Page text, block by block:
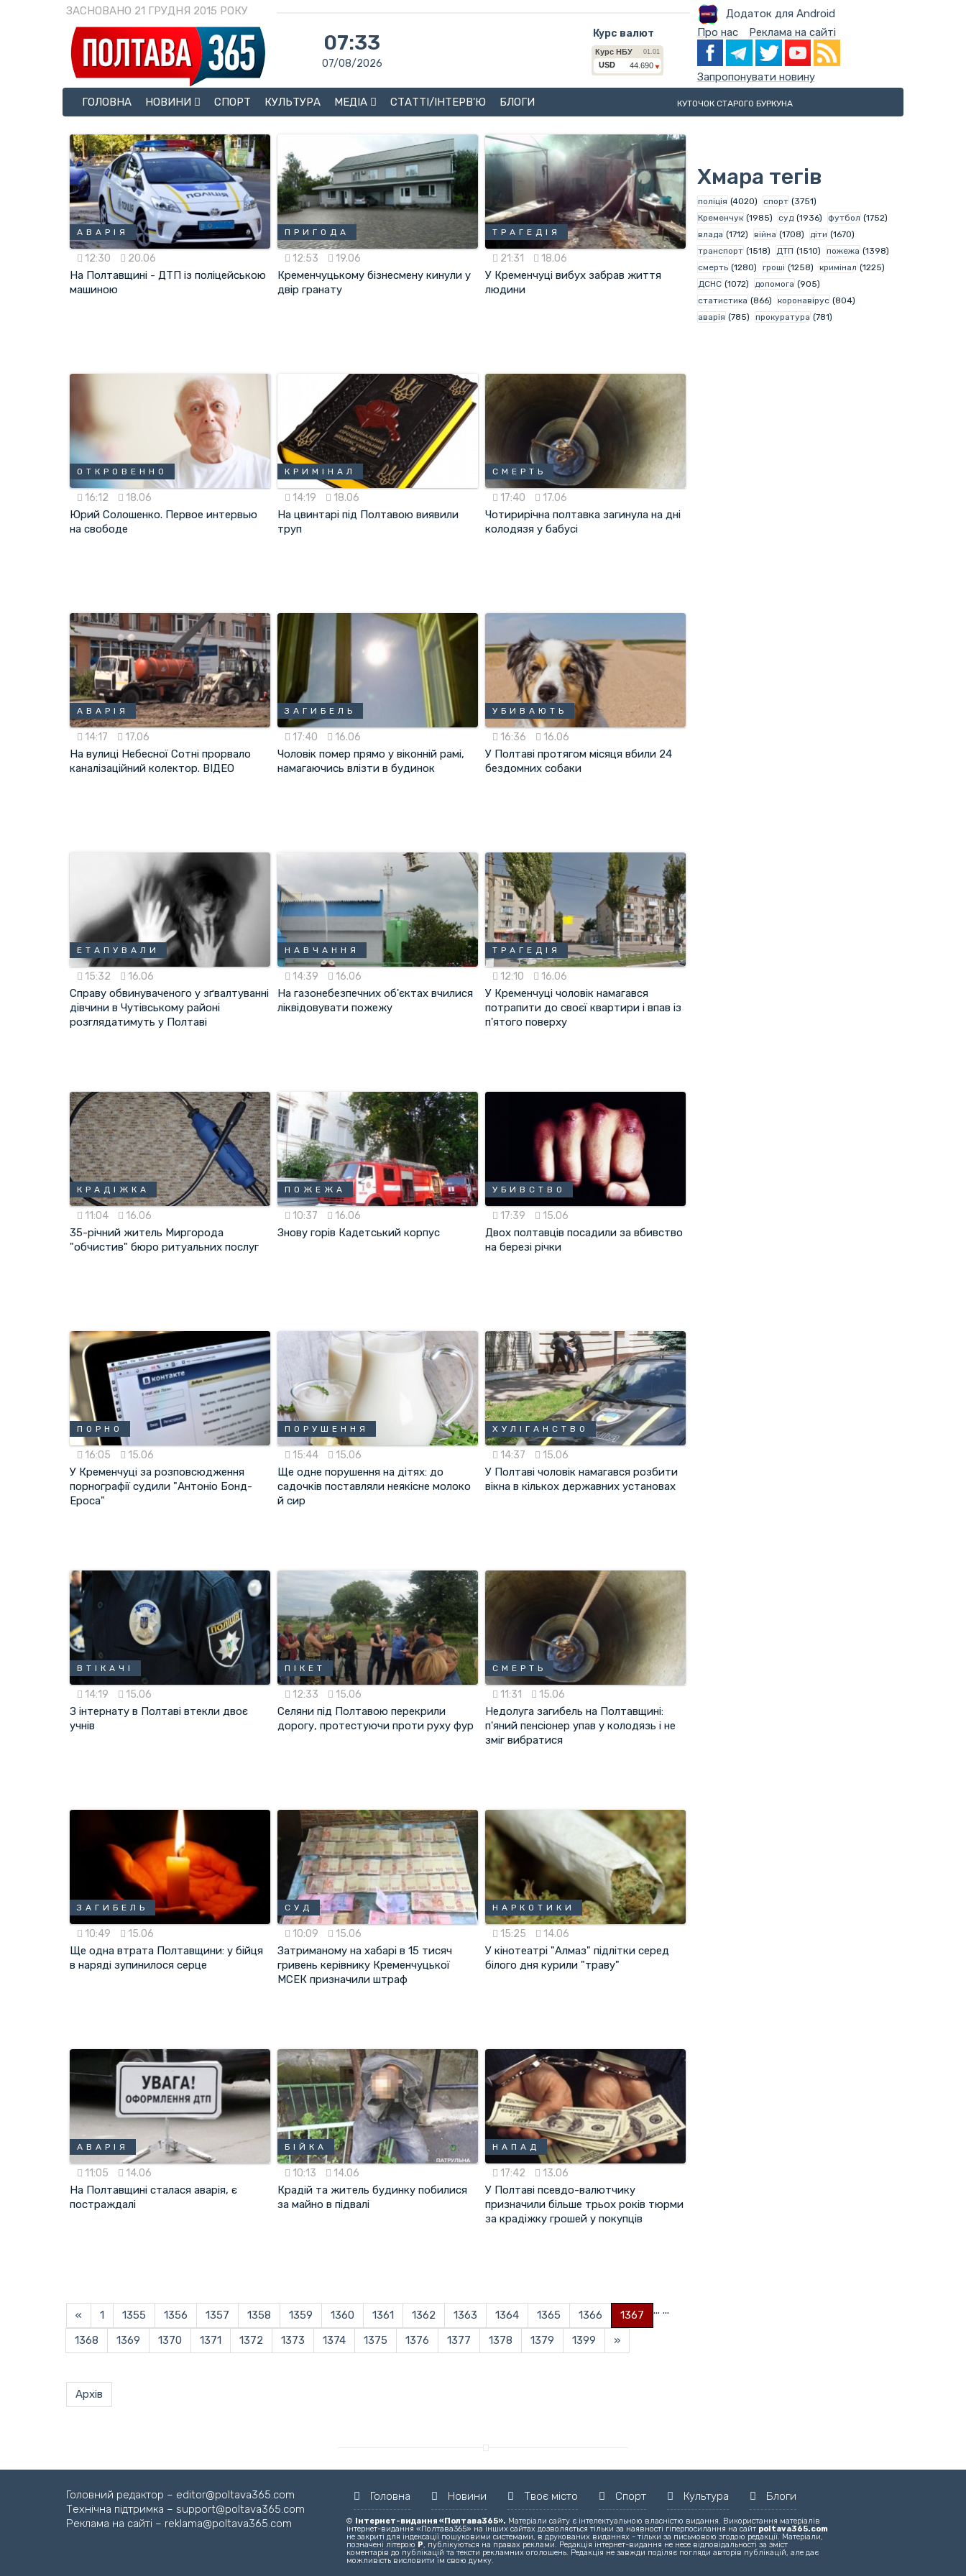
ЗАСНОВАНО 21 ГРУДНЯ 2015 РОКУ Додаток для Android
07:33
07/08/2026
Курс валют Про нас Реклама на сайті
Запропонувати новину
ГОЛОВНА
НОВИНИ СПОРТ КУЛЬТУРА МЕДІА СТАТТІ/ІНТЕРВ'Ю БЛОГИ КУТОЧОК СТАРОГО БУРКУНА
АВАРІЯ
12:30 20.06
На Полтавщині - ДТП із поліцейською
машиною
ПРИГОДА
12:53 19.06
Кременчуцькому бізнесмену кинули у
двір гранату
ТРАГЕДІЯ
21:31 18.06
У Кременчуці вибух забрав життя
людини
ОТКРОВЕННО
16:12 18.06
Юрий Солошенко. Первое интервью
на свободе
КРИМІНАЛ
14:19 18.06
На цвинтарі під Полтавою виявили
труп
СМЕРТЬ
17:40 17.06
Чотирирічна полтавка загинула на дні
колодязя у бабусі
АВАРІЯ
14:17 17.06
На вулиці Небесної Сотні прорвало
каналізаційний колектор. ВІДЕО
ЗАГИБЕЛЬ
17:40 16.06
Чоловік помер прямо у віконній рамі,
намагаючись влізти в будинок
УБИВАЮТЬ
16:36 16.06
У Полтаві протягом місяця вбили 24
бездомних собаки
ЕТАПУВАЛИ
15:32 16.06
Справу обвинуваченого у зґвалтуванні
дівчини в Чутівському районі
розглядатимуть у Полтаві
НАВЧАННЯ
14:39 16.06
На газонебезпечних об'єктах вчилися
ліквідовувати пожежу
ТРАГЕДІЯ
12:10 16.06
У Кременчуці чоловік намагався
потрапити до своєї квартири і впав із
п'ятого поверху
КРАДІЖКА
11:04 16.06
35-річний житель Миргорода
"обчистив" бюро ритуальних послуг
ПОЖЕЖА
10:37 16.06
Знову горів Кадетський корпус
УБИВСТВО
17:39 15.06
Двох полтавців посадили за вбивство
на березі річки
ПОРНО
16:05 15.06
У Кременчуці за розповсюдження
порнографії судили "Антоніо Бонд-
Ероса"
ПОРУШЕННЯ
15:44 15.06
Ще одне порушення на дітях: до
садочків поставляли неякісне молоко
й сир
ХУЛІГАНСТВО
14:37 15.06
У Полтаві чоловік намагався розбити
вікна в кількох державних установах
ВТІКАЧІ
14:19 15.06
З інтернату в Полтаві втекли двоє
учнів
ПІКЕТ
12:33 15.06
Селяни під Полтавою перекрили
дорогу, протестуючи проти руху фур
СМЕРТЬ
11:31 15.06
Недолуга загибель на Полтавщині:
п'яний пенсіонер упав у колодязь і не
зміг вибратися
ЗАГИБЕЛЬ
10:49 15.06
Ще одна втрата Полтавщини: у бійця
в наряді зупинилося серце
СУД
10:09 15.06
Затриманому на хабарі в 15 тисяч
гривень керівнику Кременчуцької
МСЕК призначили штраф
НАРКОТИКИ
15:25 14.06
У кінотеатрі "Алмаз" підлітки серед
білого дня курили "траву"
АВАРІЯ
11:05 14.06
На Полтавщині сталася аварія, є
постраждалі
БІЙКА
10:13 14.06
Крадій та житель будинку побилися
за майно в підвалі
НАПАД
17:42 13.06
У Полтаві псевдо-валютчику
призначили більше трьох років тюрми
за крадіжку грошей у покупців
« 1 ...
1355 1356 1357 1358 1359 1360 1361 1362 1363 1364 1365 1366
1367
1368
1369 1370 1371 1372 1373 1374 1375 1376 1377 1378 1379
...
1399 »
Архів
Хмара тегів
поліція (4020) спорт (3751)
Кременчук (1985) суд (1936) футбол (1752)
влада (1712) війна (1708) діти (1670)
транспорт (1518) ДТП (1510) пожежа (1398)
смерть (1280) гроші (1258) кримінал (1225)
ДСНС (1072) допомога (905)
статистика (866) коронавірус (804)
аварія (785) прокуратура (781)
Головний редактор – editor@poltava365.com
Технічна підтримка – support@poltava365.com
Реклама на сайті – reklama@poltava365.com
Головна Новини Твоє місто Спорт Культура Блоги
© Інтернет-видання «Полтава365». Матеріали сайту є інтелектуальною власністю видання. Використання матеріалів
інтернет-видання «Полтава365» на інших сайтах дозволяється тільки за наявності гіперпосилання на сайт poltava365.com
не закриті для індексації пошуковими системами, в друкованих виданнях - тільки за письмовою згодою редакції. Матеріали,
позначені літерою Р, публікуються на правах реклами. Редакція інтернет-видання не несе відповідальності за зміст
коментарів до публікацій та тексти рекламних оголошень. Редакція не завжди поділяє погляди авторів публікацій, але дає
можливість висловити їм свою думку.